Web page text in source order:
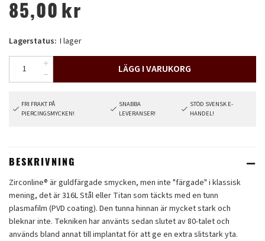
85,00 kr
Lagerstatus: I lager
LÄGG I VARUKORG
FRI FRAKT PÅ
PIERCINGSMYCKEN!
SNABBA
LEVERANSER!
STÖD SVENSK E-
HANDEL!
BESKRIVNING
Zirconline® är guldfärgade smycken, men inte "färgade" i klassisk
mening, det är 316L Stål eller Titan som täckts med en tunn
plasmafilm (PVD coating). Den tunna hinnan är mycket stark och
bleknar inte. Tekniken har använts sedan slutet av 80-talet och
används bland annat till implantat för att ge en extra slitstark yta.